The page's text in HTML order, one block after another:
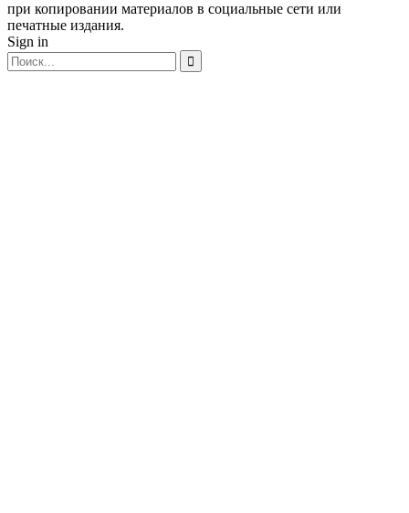
при копировании материалов в социальные сети или
печатные издания.
Sign in